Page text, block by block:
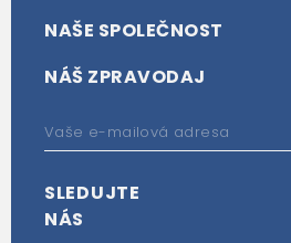
NAŠE SPOLEČNOST
NÁŠ ZPRAVODAJ
SLEDUJTE
NÁS